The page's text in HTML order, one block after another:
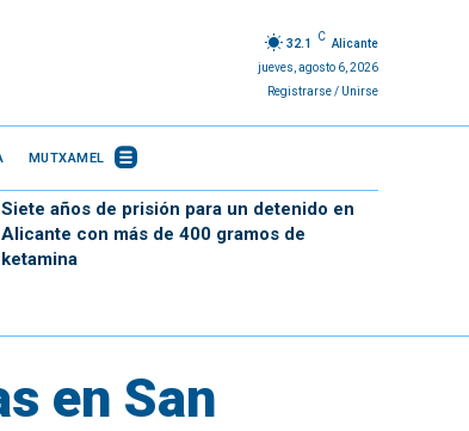
32.1
C
Alicante
jueves, agosto 6, 2026
Registrarse / Unirse
MUTXAMEL
Siete años de prisión para un detenido en
Alicante con más de 400 gramos de
ketamina
en San